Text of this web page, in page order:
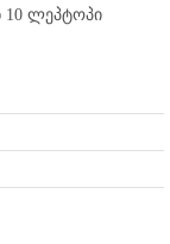
10 ლეპტოპი